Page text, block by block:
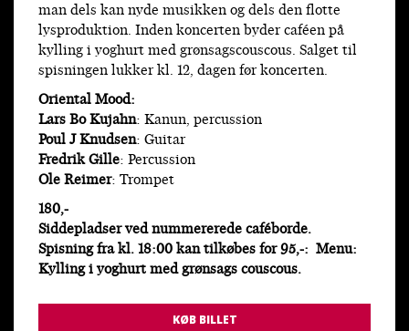
man dels kan nyde musikken og dels den flotte
lysproduktion. Inden koncerten byder caféen på
kylling i yoghurt med grønsagscouscous. Salget til
spisningen lukker kl. 12, dagen før koncerten.
Oriental Mood:
Lars Bo Kujahn: Kanun, percussion
Poul J Knudsen: Guitar
Fredrik Gille: Percussion
Ole Reimer: Trompet
180,-
Siddepladser ved nummererede caféborde.
Spisning fra kl. 18:00 kan tilkøbes for 95,-: Menu:
Kylling i yoghurt med grønsags couscous.
KØB BILLET